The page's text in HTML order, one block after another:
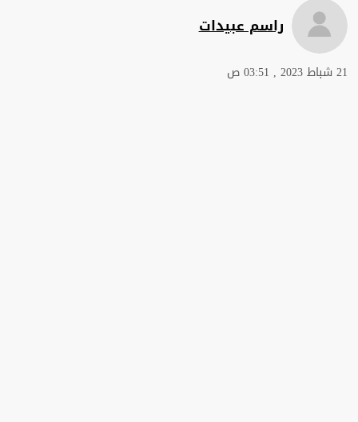
راسم عبيدات
21 شباط 2023 , 03:51 ص